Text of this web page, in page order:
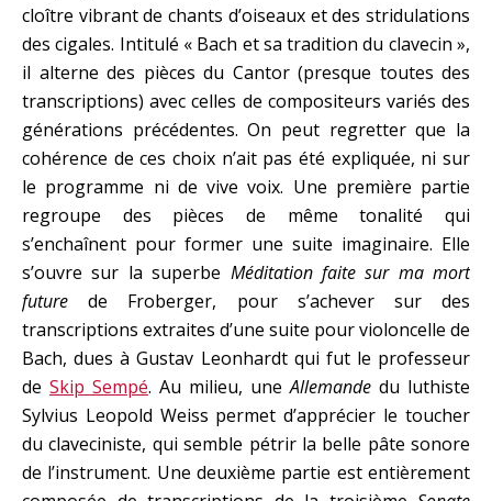
cloître vibrant de chants d’oiseaux et des stridulations
des cigales. Intitulé « Bach et sa tradition du clavecin »,
il alterne des pièces du Cantor (presque toutes des
transcriptions) avec celles de compositeurs variés des
générations précédentes. On peut regretter que la
cohérence de ces choix n’ait pas été expliquée, ni sur
le programme ni de vive voix. Une première partie
regroupe des pièces de même tonalité qui
s’enchaînent pour former une suite imaginaire. Elle
s’ouvre sur la superbe Méditation faite sur ma mort
futurede Froberger, pour s’achever sur des
transcriptions extraites d’une suite pour violoncelle de
Bach, dues à Gustav Leonhardt qui fut le professeur
de Skip Sempé. Au milieu, uneAllemande du luthiste
Sylvius Leopold Weiss permet d’apprécier le toucher
du claveciniste, qui semble pétrir la belle pâte sonore
de l’instrument. Une deuxième partie est entièrement